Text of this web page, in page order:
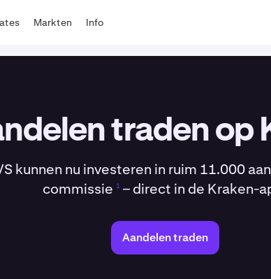
Markten Info
traden op
kunnen nu investeren in ruim 11.000
commissie 1 – direct in de Kraken-
Aandelen traden